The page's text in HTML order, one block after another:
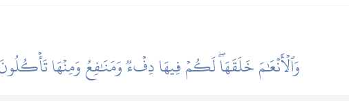
وَٱلۡأَنۡعَٰمَ خَلَقَهَاۖ لَكُمۡ فِيهَا دِفۡءٞ وَمَنَٰفِعُ وَمِنۡهَا